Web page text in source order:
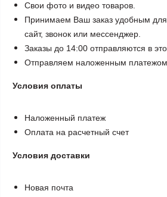
Свои фото и видео товаров.
Принимаем Ваш заказ удобным
сайт, звонок или мессенджер.
Заказы до 14:00 отправляются в
Отправляем наложенным платежом
Условия оплаты
Наложенный платеж
Оплата на расчетный счет
Условия доставки
Новая почта